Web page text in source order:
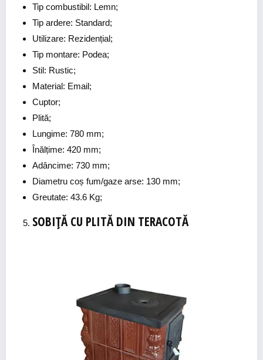
Tip combustibil: Lemn;
Tip ardere: Standard;
Utilizare: Rezidențial;
Tip montare: Podea;
Stil: Rustic;
Material: Email;
Cuptor;
Plită;
Lungime: 780 mm;
Înălțime: 420 mm;
Adâncime: 730 mm;
Diametru coș fum/gaze arse: 130 mm;
Greutate: 43.6 Kg;
SOBIȚĂ CU PLITĂ DIN TERACOTĂ